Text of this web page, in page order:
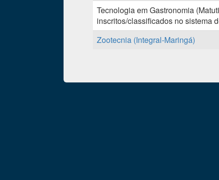
Tecnologia em Gastronomia
inscritos/classificados no sistema
Zootecnia (Integral-Maringá)